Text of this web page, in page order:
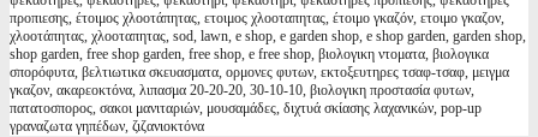
προπιεσης, έτοιμος χλοοτάπητας, ετοιμος χλοοταπητας, έτοιμο γκαζόν, ετοιμο γκαζον,
χλοοτάπητας, χλοοταπητας, sod, lawn, e shop, e garden shop, e shop garden, garden shop,
shop garden, free shop garden, free shop, e free shop, βιολογικη ντοματα, βιολογικα
σπορόφυτα, βελτιωτικα σκευασματα, ορμονες φυτων, εκτοξευτηρες τσαφ-τσαφ, μειγμα
γκαζον, ακαρεοκτόνα, λιπασμα 20-20-20, 30-10-10, βιολογικη προστασία φυτων,
πατατοσπορος, σακοι μανιταριών, μουσαμάδες, διχτυά σκίασης λαχανικών, pop-up
γραναζωτα γηπέδων, ζιζανιοκτόνα